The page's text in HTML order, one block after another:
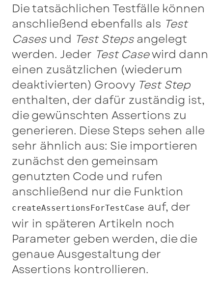
Die tatsächlichen Testfälle können
anschließend ebenfalls als Test
Casesund Test Stepsangelegt
werden. Jeder Test Casewird dann
einen zusätzlichen (wiederum
deaktivierten) Groovy Test Step
enthalten, der dafür zuständig ist,
die gewünschten Assertions zu
generieren. Diese Steps sehen alle
sehr ähnlich aus: Sie importieren
zunächst den gemeinsam
genutzten Code und rufen
anschließend nur die Funktion
createAssertionsForTestCase auf, der
wir in späteren Artikeln noch
Parameter geben werden, die die
genaue Ausgestaltung der
Assertions kontrollieren.